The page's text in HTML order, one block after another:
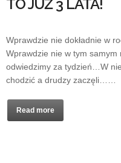
TO JUŻ 3 LATA!
Wprawdzie nie dokładnie w
Wprawdzie nie w tym
odwiedzimy za tydzień…W
chodzić a drudzy zaczęli……
Read more